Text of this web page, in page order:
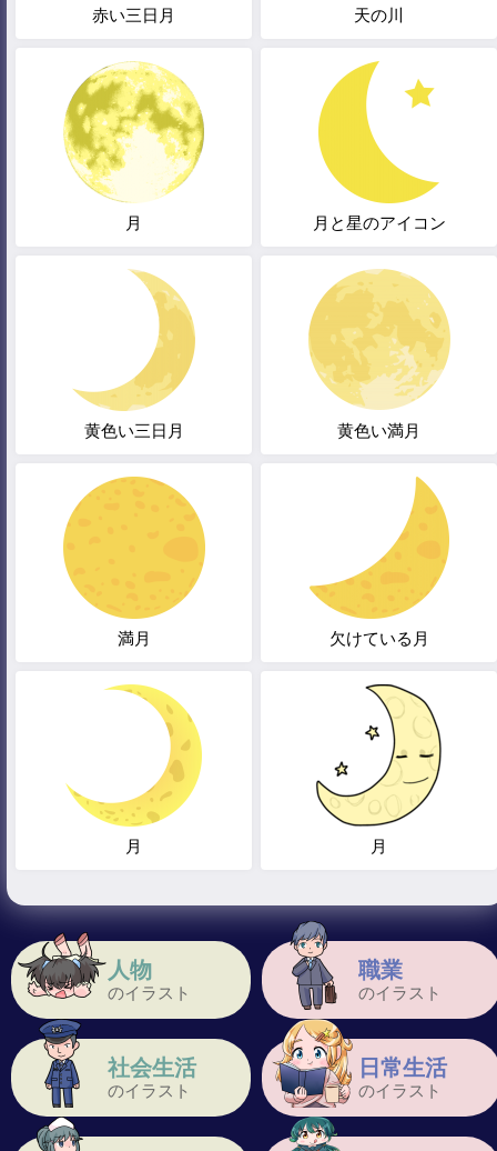
人物
のイラスト
職業
のイラスト
社会生活
のイラスト
日常生活
のイラスト
赤い三日月 天の川
月 月と星のアイコン
黄色い三日月 黄色い満月
満月 欠けている月
月 月